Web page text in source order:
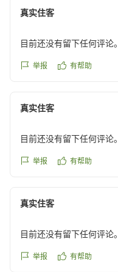
真实住客
目前还没有留下任何评论。
举报 有帮助
真实住客
目前还没有留下任何评论。
举报 有帮助
真实住客
目前还没有留下任何评论。
举报 有帮助